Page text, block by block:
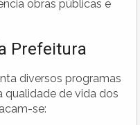
obras públicas e
Prefeitura
diversos programas
qualidade de vida dos
se: